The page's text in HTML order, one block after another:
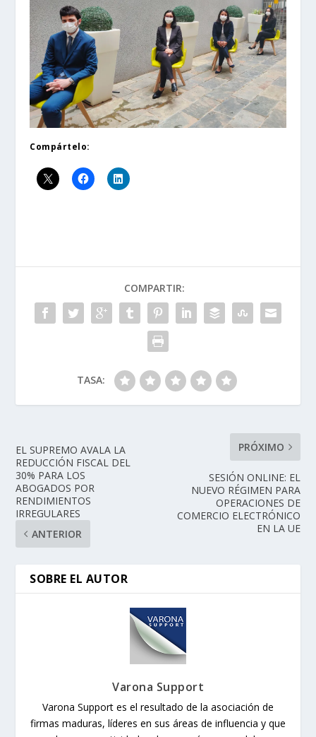
Compártelo:
COMPARTIR:
TASA:
EL SUPREMO AVALA LA
REDUCCIÓN FISCAL DEL
30% PARA LOS
ABOGADOS POR
RENDIMIENTOS
IRREGULARES
ANTERIOR
PRÓXIMO
SESIÓN ONLINE: EL
NUEVO RÉGIMEN PARA
OPERACIONES DE
COMERCIO ELECTRÓNICO
EN LA UE
SOBRE EL AUTOR
Varona Support
Varona Support es el resultado de la asociación de
firmas maduras, líderes en sus áreas de influencia y que